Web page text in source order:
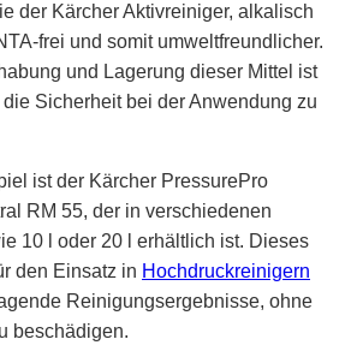
der Kärcher Aktivreiniger, alkalisch
frei und somit umweltfreundlicher.
und Lagerung dieser Mittel ist
Sicherheit bei der Anwendung zu
ist der Kärcher PressurePro
RM 55, der in verschiedenen
10 l oder 20 l erhältlich ist. Dieses
den Einsatz in Hochdruckreinigern
Reinigungsergebnisse, ohne
beschädigen.